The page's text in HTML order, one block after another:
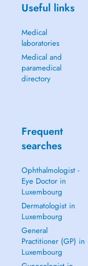
Useful links
Medical
laboratories
Medical and
paramedical
directory
Frequent
searches
Ophthalmologist -
Eye Doctor in
Luxembourg
Dermatologist in
Luxembourg
General
Practitioner (GP) in
Luxembourg